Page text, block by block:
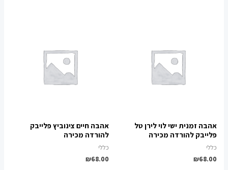
אהבה זמנית ישי לוי לירן טל
פלייבק להורדה מכירה
כללי
₪68.00
אהבה חיים צינוביץ פלייבק
להורדה מכירה
כללי
₪68.00